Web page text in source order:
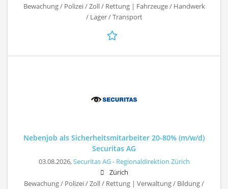
Bewachung / Polizei / Zoll / Rettung | Fahrzeuge / Handwerk
/ Lager / Transport
Nebenjob als Sicherheitsmitarbeiter 20-80% (m/w/d)
Securitas AG
03.08.2026,Securitas AG - Regionaldirektion Zürich
Zürich
Bewachung / Polizei / Zoll / Rettung | Verwaltung / Bildung /